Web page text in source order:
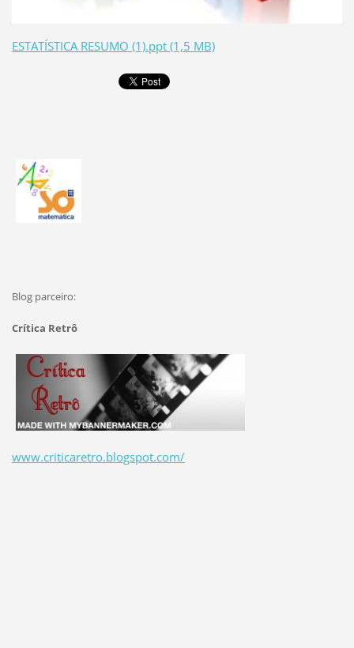
ESTATÍSTICA RESUMO (1).ppt (1,5 MB)
Blog parceiro:
Crítica Retrô
www.criticaretro.blogspot.com/